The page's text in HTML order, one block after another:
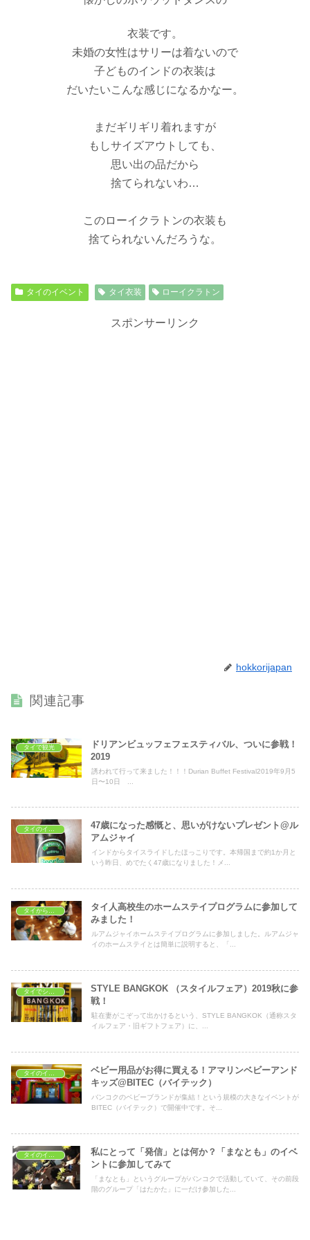
衣装です。
未婚の女性はサリーは着ないので
子どものインドの衣装は
だいたいこんな感じになるかなー。
まだギリギリ着れますが
もしサイズアウトしても、
思い出の品だから
捨てられないわ…
このローイクラトンの衣装も
捨てられないんだろうな。
タイのイベント タイ衣装 ローイクラトン
スポンサーリンク
hokkorijapan
関連記事
タイで観光
ドリアンビュッフェフェスティバル、ついに参戦！
2019
誘われて行って来ました！！！Durian Buffet Festival2019年9月5
日〜10日 ...
47歳になった感慨と、思いがけないプレゼント@ル
アムジャイ
インドからタイスライドしたほっこりです。本帰国まで約1か月と
いう昨日、めでたく47歳になりました！メ...
タイ人高校生のホームステイプログラムに参加して
みました！
ルアムジャイホームステイプログラムに参加しました。ルアムジャ
イのホームステイとは簡単に説明すると、「...
タイでショッピング
STYLE BANGKOK （スタイルフェア）2019秋に参
戦！
駐在妻がこぞって出かけるという、STYLE BANGKOK（通称スタ
イルフェア・旧ギフトフェア）に、...
タイのイベント
ベビー用品がお得に買える！アマリンベビーアンド
キッズ@BITEC（バイテック）
バンコクのベビーブランドが集結！という規模の大きなイベントが
BITEC（バイテック）で開催中です。そ...
タイのイベント
私にとって「発信」とは何か？「まなとも」のイベ
ントに参加してみて
「まなとも」というグループがバンコクで活動していて、その前段
階のグループ「はたかた」に一だけ参加した...